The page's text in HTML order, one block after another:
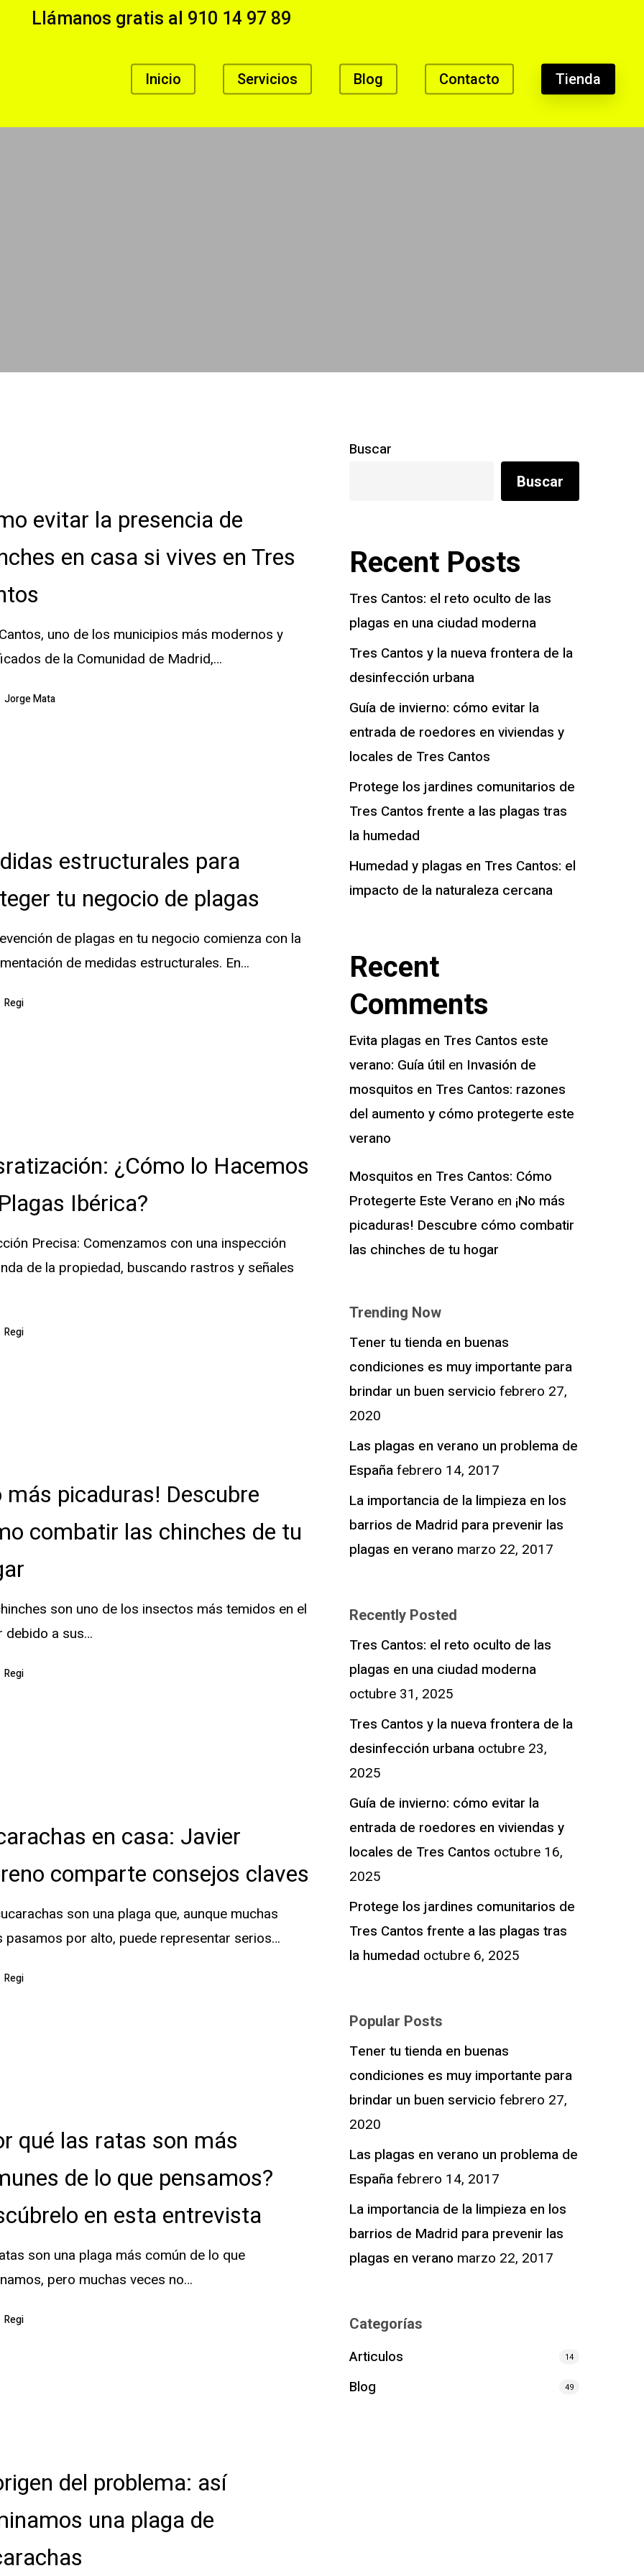
Llámanos gratis al 910 14 97 89
Inicio Servicios Blog Contacto Tienda
evitar la presencia de
en casa si vives en Tres
uno de los municipios más modernos y
de la Comunidad de Madrid,…
Jorge Mata
estructurales para
tu negocio de plagas
de plagas en tu negocio comienza con la
de medidas estructurales. En…
Regi
¿Cómo lo Hacemos
Ibérica?
Precisa: Comenzamos con una inspección
de la propiedad, buscando rastros y señales
Regi
más picaduras! Descubre
combatir las chinches de tu
son uno de los insectos más temidos en el
debido a sus…
Regi
en casa: Javier
comparte consejos claves
son una plaga que, aunque muchas
pasamos por alto, puede representar serios…
Regi
qué las ratas son más
de lo que pensamos?
en esta entrevista
son una plaga más común de lo que
pero muchas veces no…
Regi
del problema: así
una plaga de
Buscar
Buscar
Recent Posts
Tres Cantos: el reto oculto de las
plagas en una ciudad moderna
Tres Cantos y la nueva frontera de la
desinfección urbana
Guía de invierno: cómo evitar la
entrada de roedores en viviendas y
locales de Tres Cantos
Protege los jardines comunitarios de
Tres Cantos frente a las plagas tras
la humedad
Humedad y plagas en Tres Cantos: el
impacto de la naturaleza cercana
Recent
Comments
Evita plagas en Tres Cantos este
verano: Guía útil en Invasión de
mosquitos en Tres Cantos: razones
del aumento y cómo protegerte este
verano
Mosquitos en Tres Cantos: Cómo
Protegerte Este Verano en ¡No más
picaduras! Descubre cómo combatir
las chinches de tu hogar
Trending Now
Tener tu tienda en buenas
condiciones es muy importante para
brindar un buen servicio febrero 27,
2020
Las plagas en verano un problema de
España febrero 14, 2017
La importancia de la limpieza en los
barrios de Madrid para prevenir las
plagas en verano marzo 22, 2017
Recently Posted
Tres Cantos: el reto oculto de las
plagas en una ciudad moderna
octubre 31, 2025
Tres Cantos y la nueva frontera de la
desinfección urbana octubre 23,
2025
Guía de invierno: cómo evitar la
entrada de roedores en viviendas y
locales de Tres Cantos octubre 16,
2025
Protege los jardines comunitarios de
Tres Cantos frente a las plagas tras
la humedad octubre 6, 2025
Popular Posts
Tener tu tienda en buenas
condiciones es muy importante para
brindar un buen servicio febrero 27,
2020
Las plagas en verano un problema de
España febrero 14, 2017
La importancia de la limpieza en los
barrios de Madrid para prevenir las
plagas en verano marzo 22, 2017
Categorías
Articulos 14
Blog 49